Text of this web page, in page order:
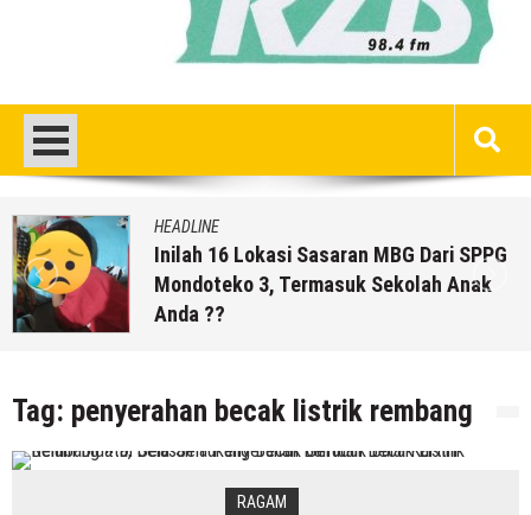
HEADLINE
Inilah 16 Lokasi Sasaran MBG Dari SPPG
Mondoteko 3, Termasuk Sekolah Anak
Anda ??
Tag: penyerahan becak listrik rembang
RAGAM